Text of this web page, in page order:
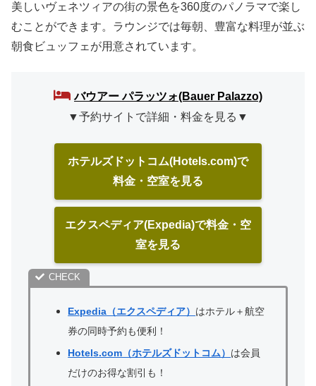
美しいヴェネツィアの街の景色を360度のパノラマで楽し
むことができます。ラウンジでは毎朝、豊富な料理が並ぶ
朝食ビュッフェが用意されています。
バウアー パラッツォ(Bauer Palazzo)
▼予約サイトで詳細・料金を見る▼
ホテルズドットコム(Hotels.com)で
料金・空室を見る
エクスペディア(Expedia)で料金・空
室を見る
Expedia（エクスペディア） はホテル＋航空
券の同時予約も便利！
Hotels.com（ホテルズドットコム） は会員
だけのお得な割引も！